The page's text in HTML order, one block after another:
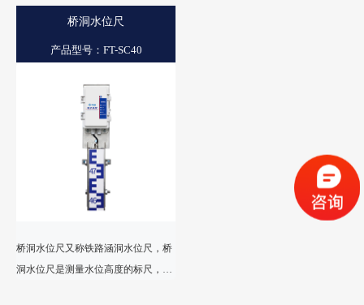
尺，实现数字化分度、数字化采样、
数字化传输，是新型的全数字化电子
水位尺。
桥洞水位尺
产品型号：FT-SC40
桥洞水位尺又称铁路涵洞水位尺，桥
洞水位尺是测量水位高度的标尺，用